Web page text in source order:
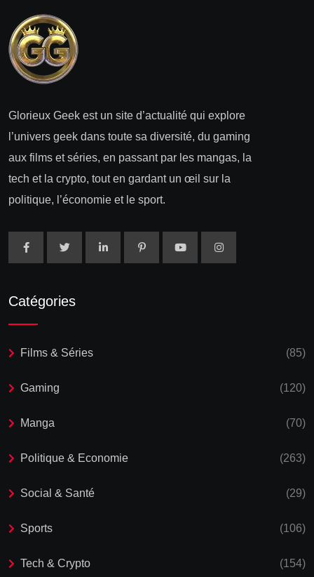
Glorieux Geek est un site d’actualité qui explore
l’univers geek dans toute sa diversité, du gaming
aux films et séries, en passant par les mangas, la
tech et la crypto, tout en gardant un œil sur la
politique, l’économie et le sport.
Catégories
Films & Séries (85)
Gaming (120)
Manga (70)
Politique & Economie (263)
Social & Santé (29)
Sports (106)
Tech & Crypto (154)